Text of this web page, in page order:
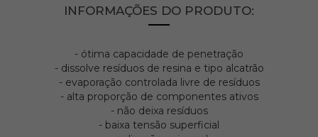
INFORMAÇÕES DO PRODUTO:
- ótima capacidade de penetração
- dissolve resíduos de resina e tipo alcatrão
- evaporação controlada livre de resíduos
- alta proporção de componentes ativos
- não deixa resíduos
- baixa tensão superficial